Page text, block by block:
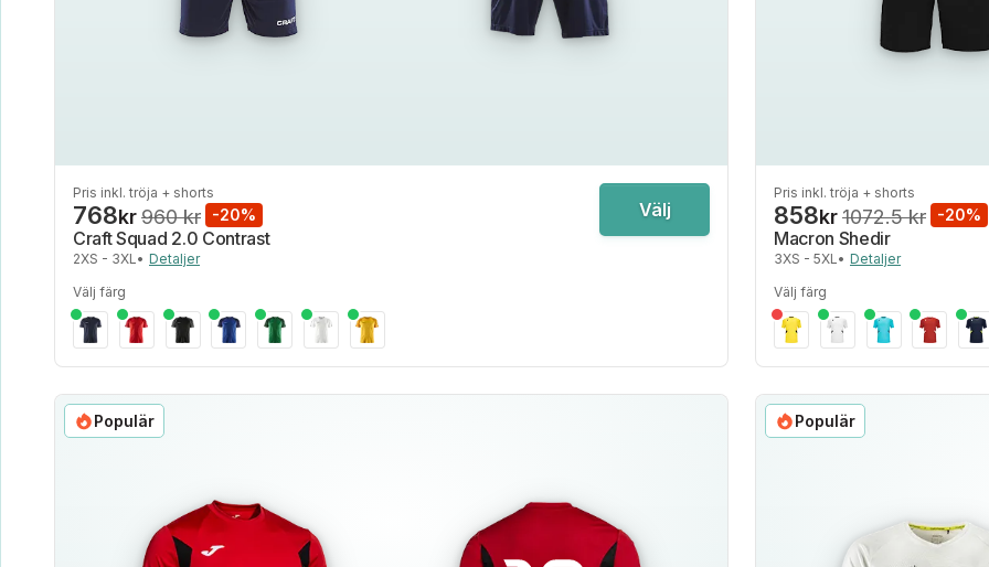
Pris inkl. tröja + shorts
768kr960 kr -20%
Craft Squad 2.0 Contrast
2XS - 3XL• Detaljer
Välj
Välj färg
Pris inkl. tröja + shorts
858kr1072.5 kr -20%
Macron Shedir
3XS - 5XL• Detaljer
Välj färg
Populär Populär